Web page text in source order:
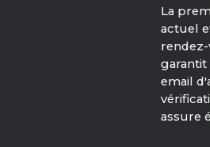
La
actuel
garantit
email
assure